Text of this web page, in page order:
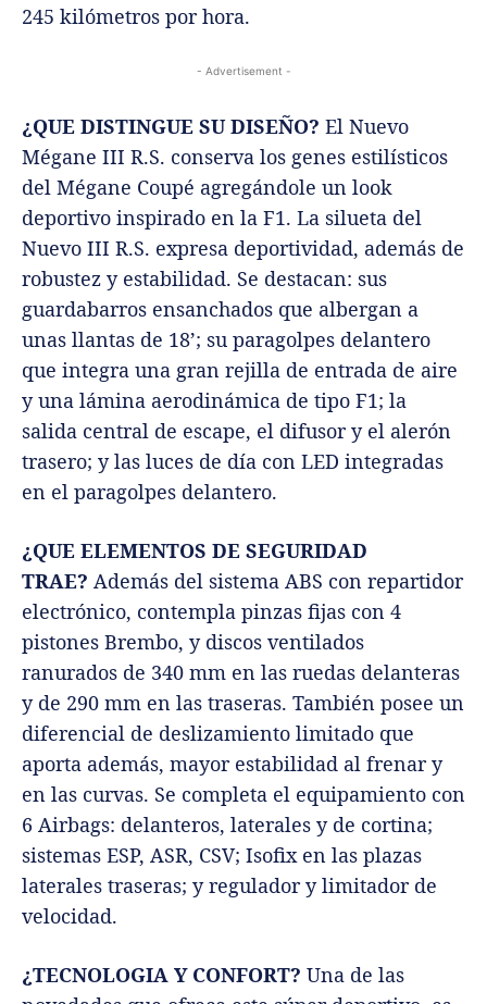
245 kilómetros por hora.
- Advertisement -
¿QUE DISTINGUE SU DISEÑO? El Nuevo
Mégane III R.S. conserva los genes estilísticos
del Mégane Coupé agregándole un look
deportivo inspirado en la F1. La silueta del
Nuevo III R.S. expresa deportividad, además de
robustez y estabilidad. Se destacan: sus
guardabarros ensanchados que albergan a
unas llantas de 18’; su paragolpes delantero
que integra una gran rejilla de entrada de aire
y una lámina aerodinámica de tipo F1; la
salida central de escape, el difusor y el alerón
trasero; y las luces de día con LED integradas
en el paragolpes delantero.
¿QUE ELEMENTOS DE SEGURIDAD
TRAE? Además del sistema ABS con repartidor
electrónico, contempla pinzas fijas con 4
pistones Brembo, y discos ventilados
ranurados de 340 mm en las ruedas delanteras
y de 290 mm en las traseras. También posee un
diferencial de deslizamiento limitado que
aporta además, mayor estabilidad al frenar y
en las curvas. Se completa el equipamiento con
6 Airbags: delanteros, laterales y de cortina;
sistemas ESP, ASR, CSV; Isofix en las plazas
laterales traseras; y regulador y limitador de
velocidad.
¿TECNOLOGIA Y CONFORT? Una de las